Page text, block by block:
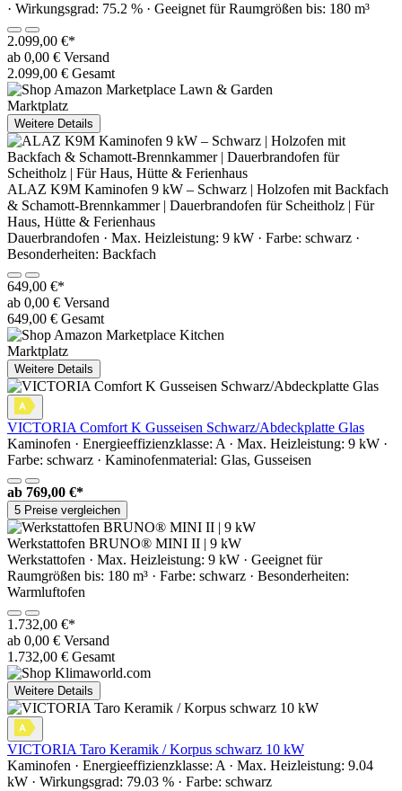
· Wirkungsgrad: 75.2 % · Geeignet für Raumgrößen bis: 180 m³
2.099,00 €*
ab 0,00 € Versand
2.099,00 € Gesamt
Marktplatz
Weitere Details
ALAZ K9M Kaminofen 9 kW – Schwarz | Holzofen mit Backfach
& Schamott-Brennkammer | Dauerbrandofen für Scheitholz | Für
Haus, Hütte & Ferienhaus
Dauerbrandofen · Max. Heizleistung: 9 kW · Farbe: schwarz ·
Besonderheiten: Backfach
649,00 €*
ab 0,00 € Versand
649,00 € Gesamt
Marktplatz
Weitere Details
VICTORIA Comfort K Gusseisen Schwarz/Abdeckplatte Glas
Kaminofen · Energieeffizienzklasse: A · Max. Heizleistung: 9 kW ·
Farbe: schwarz · Kaminofenmaterial: Glas, Gusseisen
ab 769,00 €*
5 Preise vergleichen
Werkstattofen BRUNO® MINI II | 9 kW
Werkstattofen · Max. Heizleistung: 9 kW · Geeignet für
Raumgrößen bis: 180 m³ · Farbe: schwarz · Besonderheiten:
Warmluftofen
1.732,00 €*
ab 0,00 € Versand
1.732,00 € Gesamt
Weitere Details
VICTORIA Taro Keramik / Korpus schwarz 10 kW
Kaminofen · Energieeffizienzklasse: A · Max. Heizleistung: 9.04
kW · Wirkungsgrad: 79.03 % · Farbe: schwarz